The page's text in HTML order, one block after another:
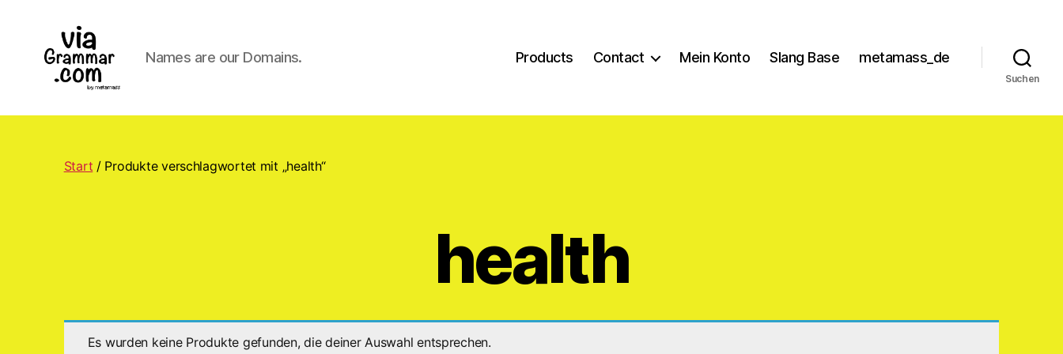
Names are our Domains. Products Contact Mein Konto Slang Base metamass_de
Suchen
Start / Produkte verschlagwortet mit „health“
health
Es wurden keine Produkte gefunden, die deiner Auswahl entsprechen.